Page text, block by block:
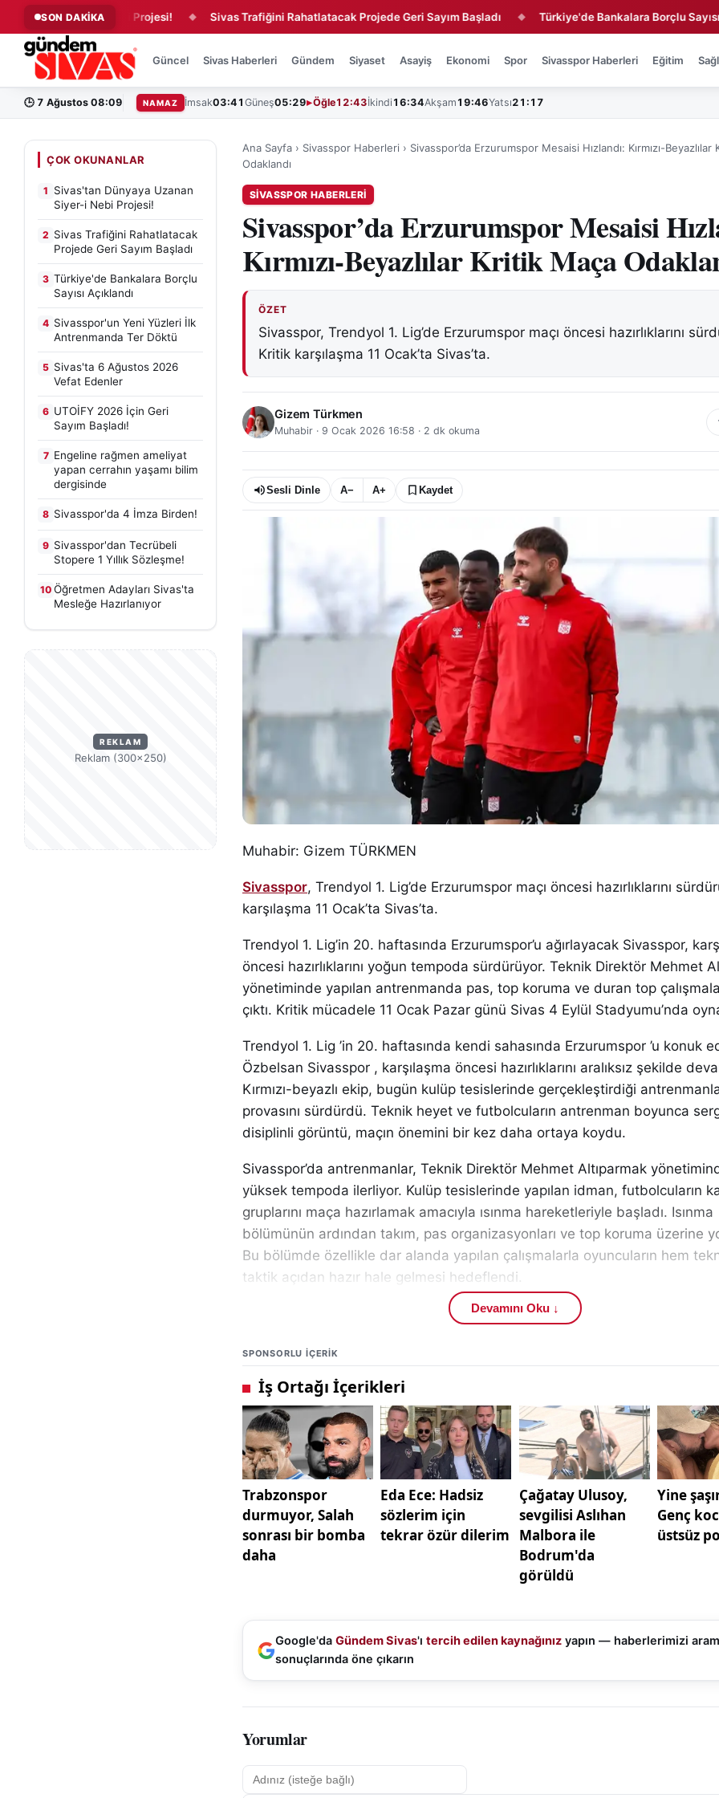
SON DAKİKA
Siyer-i Nebi Projesi! ◆ Sivas Trafiğini Rahatlatacak Projede Geri Sayım Başladı ◆ Türkiye'de Bankalara Borçlu Sayısı
Güncel Sivas Haberleri Gündem Siyaset Asayiş Ekonomi Spor Sivasspor Haberleri Eğitim
🕒 7 Ağustos 08:09 NAMAZ İmsak03:41 Güneş05:29 Öğle12:43İkindi 16:34Akşam 19:46Yatsı21:17
ÇOK OKUNANLAR
1 Sivas'tan Dünyaya Uzanan
Siyer-i Nebi Projesi!
2 Sivas Trafiğini Rahatlatacak
Projede Geri Sayım Başladı
3 Türkiye'de Bankalara Borçlu
Sayısı Açıklandı
4 Sivasspor'un Yeni Yüzleri İlk
Antrenmanda Ter Döktü
5 Sivas'ta 6 Ağustos 2026
Vefat Edenler
6 UTOİFY 2026 İçin Geri
Sayım Başladı!
7 Engeline rağmen ameliyat
yapan cerrahın yaşamı bilim
dergisinde
8 Sivasspor'da 4 İmza Birden!
9 Sivasspor'dan Tecrübeli
Stopere 1 Yıllık Sözleşme!
10 Öğretmen Adayları Sivas'ta
Mesleğe Hazırlanıyor
REKLAM
Reklam (300×250)
Ana Sayfa › Sivasspor Haberleri › Sivasspor’da Erzurumspor Mesaisi Hızlandı: Kırmızı-
Odaklandı
SIVASSPOR HABERLERI
Sivasspor’da Erzurumspor Mesaisi
Kırmızı-Beyazlılar Kritik Maça
ÖZET
Sivasspor, Trendyol 1. Lig’de Erzurumspor maçı öncesi hazırlıklarını
Kritik karşılaşma 11 Ocak’ta Sivas’ta.
Gizem Türkmen
Muhabir · 9 Ocak 2026 16:58 · 2 dk okuma
Sesli Dinle A− A+ Kaydet
Muhabir: Gizem TÜRKMEN
Sivasspor, Trendyol 1. Lig’de Erzurumspor maçı öncesi hazırlıklarını
karşılaşma 11 Ocak’ta Sivas’ta.
Trendyol 1. Lig’in 20. haftasında Erzurumspor’u ağırlayacak Sivasspor,
öncesi hazırlıklarını yoğun tempoda sürdürüyor. Teknik Direktör Mehmet
yönetiminde yapılan antrenmanda pas, top koruma ve duran top
çıktı. Kritik mücadele 11 Ocak Pazar günü Sivas 4 Eylül Stadyumu’nda
Trendyol 1. Lig ’in 20. haftasında kendi sahasında Erzurumspor ’u konuk
Özbelsan Sivasspor , karşılaşma öncesi hazırlıklarını aralıksız şekilde
Kırmızı-beyazlı ekip, bugün kulüp tesislerinde gerçekleştirdiği
provasını sürdürdü. Teknik heyet ve futbolcuların antrenman boyunca
disiplinli görüntü, maçın önemini bir kez daha ortaya koydu.
Sivasspor’da antrenmanlar, Teknik Direktör Mehmet Altıparmak
yüksek tempoda ilerliyor. Kulüp tesislerinde yapılan idman, futbolcuların
gruplarını maça hazırlamak amacıyla ısınma hareketleriyle başladı. Isınma
bölümünün ardından takım, pas organizasyonları ve top koruma üzerine
Bu bölümde özellikle dar alanda yapılan çalışmalarla oyuncuların hem
taktik açıdan hazır hale gelmesi hedeflendi.
Teknik ekip, antrenmanın ilerleyen bölümünde oyunun farklı senaryolarına
paylaşımı gibi konular detaylı şekilde ele alındı. Bu çalışmaların,
karşısında sahaya yansıtılması bekleniyor.
Antrenmanın son bölümünde ise duran top organizasyonları
Sivasspor, hem hücumda hem de savunmada duran toplardan
alabilmek adına özel çalışmalar yaptı. Korner ve serbest vuruş
üzerinde duran kırmızı-beyazlı ekip, maçın kilidini bu anlarda çözmeyi
Teknik Direktör Altıparmak’ın, oyuncularla birebir iletişim kurarak taktik
aktarması dikkat çekti.
Bu çalışmalar, sezonun kritik virajına girilirken Sivasspor’un puan hedefleri
büyük önem taşıyor. Takımın ligde üst sıralara tırmanma isteği, antrenman
Sivasspor ile Erzurumspor arasındaki mücadele, 11 Ocak 2026 Pazar günü
16.00’da Sivas 4 Eylül Stadyumu’nda oynanacak. Karşılaşmanın, taraftar
birlikte yüksek tempoda geçmesi bekleniyor. Sivaslı futbolseverlerin maça
göstermesi öngörülürken, kulüp yetkilileri de tribün desteğinin önemine
ve takım haberleri için [Sivasspor haberleri] ve [Sivas spor gündemi]
Devamını Oku ↓
SPONSORLU IÇERIK
Google'da Gündem Sivas'ı tercih edilen kaynağınız yapın — haberlerimizi
sonuçlarında öne çıkarın
Yorumlar